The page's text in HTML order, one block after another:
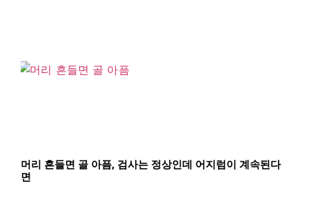
머리 흔들면 골 아픔, 검사는 정상인데 어지럼이 계속된다
면